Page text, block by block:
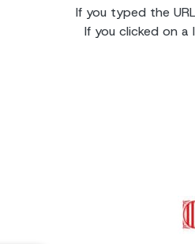
If you typed the
If you clicked on